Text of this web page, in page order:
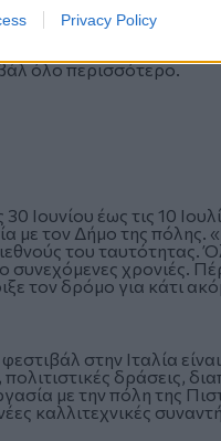
Privacy Policy
από μία σειρά
κοντά ανθρώπους από
όλο περισσότερο.
Ιουνίου έως τις 10
με τον Δήμο της πόλης.
του
συνεχόμενες χρονιές.
τον δρόμο για κάτι
στην Ιταλία
δράσεις,
με την πόλη της
καλλιτεχνικές